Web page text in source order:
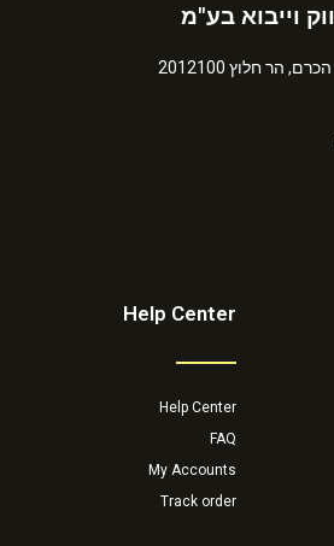
וייבוא בע"מ
הר חלוץ 2012100
Help Center
Help Center
FAQ
My Accounts
Track order